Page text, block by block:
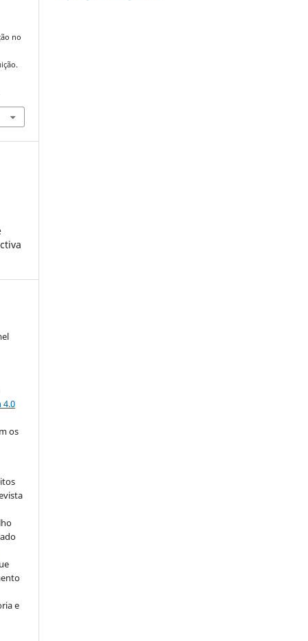
no
4.0
os
e